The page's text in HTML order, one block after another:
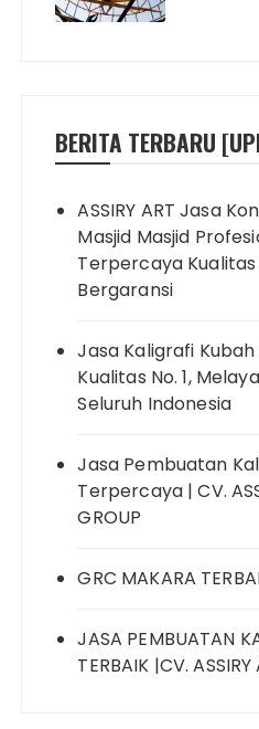
BERITA TERBARU
ASSIRY ART Jasa
Masjid Masjid
Terpercaya Kualitas
Bergaransi
Jasa Kaligrafi
Kualitas No. 1,
Seluruh Indonesia
Jasa Pembuatan
Terpercaya | CV.
GROUP
GRC MAKARA
JASA PEMBUATAN
TERBAIK |CV. ASSIRY